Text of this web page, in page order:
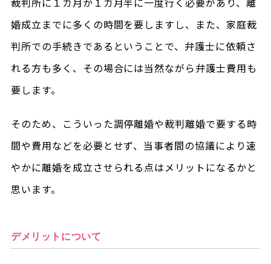
婚成立までに多くの時間を要しますし、また、家庭裁
判所での手続きであるということで、弁護士に依頼さ
れる方も多く、その場合には当然ながら弁護士費用も
要します。
そのため、こういった調停離婚や裁判離婚で要する時
間や費用などを必要とせず、当事者間の協議により速
やかに離婚を成立させられる点はメリットになるかと
思います。
デメリットについて